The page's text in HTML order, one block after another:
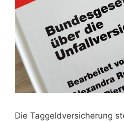
Die Taggeldversicherung